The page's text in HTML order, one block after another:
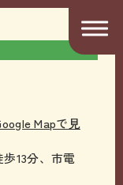
Mapで見
13分、市電